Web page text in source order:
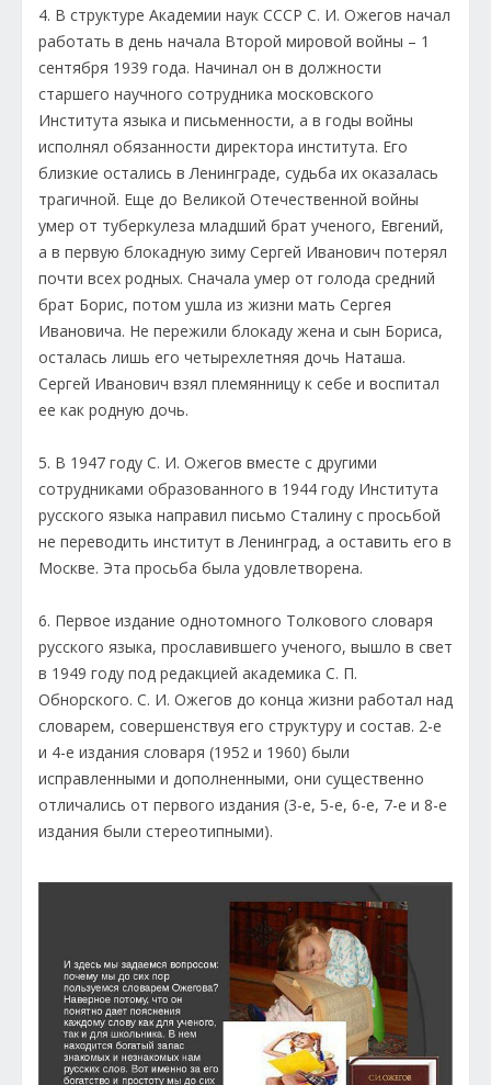
4. В структуре Академии наук СССР С. И. Ожегов начал
работать в день начала Второй мировой войны – 1
сентября 1939 года. Начинал он в должности
старшего научного сотрудника московского
Института языка и письменности, а в годы войны
исполнял обязанности директора института. Его
близкие остались в Ленинграде, судьба их оказалась
трагичной. Еще до Великой Отечественной войны
умер от туберкулеза младший брат ученого, Евгений,
а в первую блокадную зиму Сергей Иванович потерял
почти всех родных. Сначала умер от голода средний
брат Борис, потом ушла из жизни мать Сергея
Ивановича. Не пережили блокаду жена и сын Бориса,
осталась лишь его четырехлетняя дочь Наташа.
Сергей Иванович взял племянницу к себе и воспитал
ее как родную дочь.
5. В 1947 году С. И. Ожегов вместе с другими
сотрудниками образованного в 1944 году Института
русского языка направил письмо Сталину с просьбой
не переводить институт в Ленинград, а оставить его в
Москве. Эта просьба была удовлетворена.
6. Первое издание однотомного Толкового словаря
русского языка, прославившего ученого, вышло в свет
в 1949 году под редакцией академика С. П.
Обнорского. С. И. Ожегов до конца жизни работал над
словарем, совершенствуя его структуру и состав. 2-е
и 4-е издания словаря (1952 и 1960) были
исправленными и дополненными, они существенно
отличались от первого издания (3-е, 5-е, 6-е, 7-е и 8-е
издания были стереотипными).